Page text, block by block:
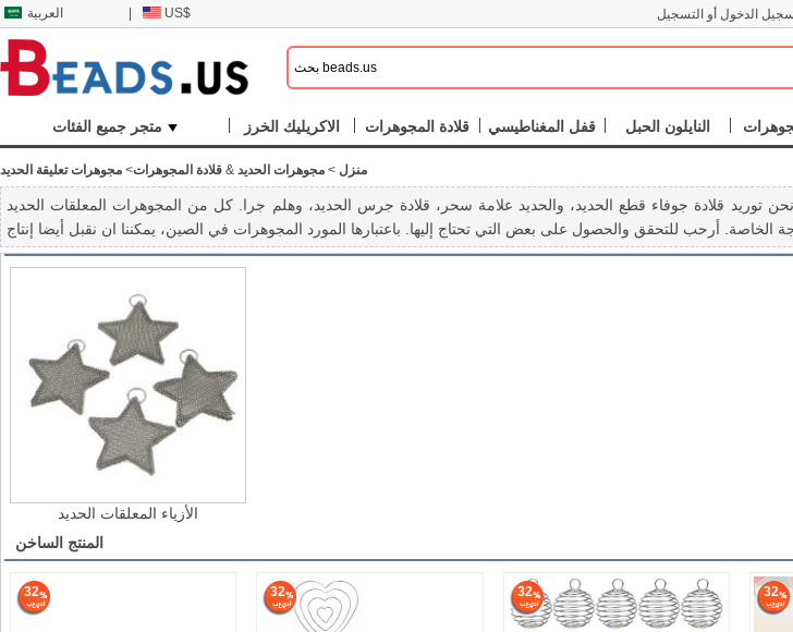
العربية US$ الدخول أو التسجيل
متجر جميع الفئات الاكريليك الخرز قلادة المجوهرات قفل المغناطيسي النايلون الحبل
منزل > مجوهرات الحديد & قلادة المجوهرات> مجوهرات تعليقة الحديد
توريد قلادة جوفاء قطع الحديد، والحديد علامة سحر، قلادة جرس الحديد، وهلم جرا. كل من المجوهرات المعلقات الحديد
الأزياء المعلقات الحديد
المنتج الساخن
32 32 32 32